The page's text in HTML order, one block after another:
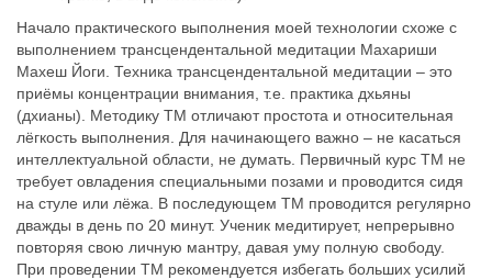
Начало практического выполнения моей технологии схоже с
выполнением трансцендентальной медитации Махариши
Махеш Йоги. Техника трансцендентальной медитации – это
приёмы концентрации внимания, т.е. практика дхьяны
(дхианы). Методику ТМ отличают простота и относительная
лёгкость выполнения. Для начинающего важно – не касаться
интеллектуальной области, не думать. Первичный курс ТМ не
требует овладения специальными позами и проводится сидя
на стуле или лёжа. В последующем ТМ проводится регулярно
дважды в день по 20 минут. Ученик медитирует, непрерывно
повторяя свою личную мантру, давая уму полную свободу.
При проведении ТМ рекомендуется избегать больших усилий